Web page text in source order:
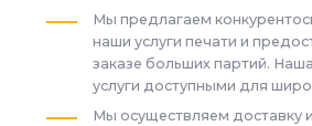
Мы предлагаем
наши услуги печати и
заказе больших партий.
услуги доступными для
Мы осуществляем доставку